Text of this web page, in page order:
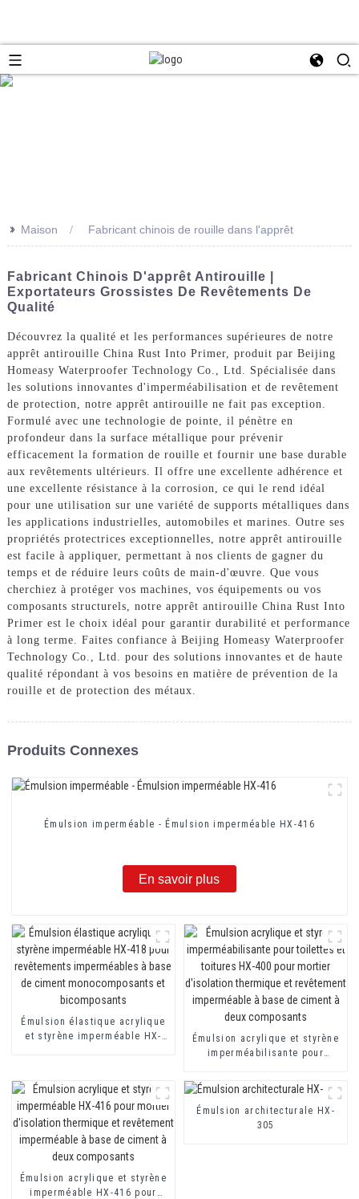
>> Maison Fabricant chinois de rouille dans l'apprêt
Fabricant Chinois D'apprêt Antirouille |
Exportateurs Grossistes De Revêtements De
Qualité
Découvrez la qualité et les performances supérieures de notre
apprêt antirouille China Rust Into Primer, produit par Beijing
Homeasy Waterproofer Technology Co., Ltd. Spécialisée dans
les solutions innovantes d'imperméabilisation et de revêtement
de protection, notre apprêt antirouille ne fait pas exception.
Formulé avec une technologie de pointe, il pénètre en
profondeur dans la surface métallique pour prévenir
efficacement la formation de rouille et fournir une base durable
aux revêtements ultérieurs. Il offre une excellente adhérence et
une excellente résistance à la corrosion, ce qui le rend idéal
pour une utilisation sur une variété de supports métalliques dans
les applications industrielles, automobiles et marines. Outre ses
propriétés protectrices exceptionnelles, notre apprêt antirouille
est facile à appliquer, permettant à nos clients de gagner du
temps et de réduire leurs coûts de main-d'œuvre. Que vous
cherchiez à protéger vos machines, vos équipements ou vos
composants structurels, notre apprêt antirouille China Rust Into
Primer est le choix idéal pour garantir durabilité et performance
à long terme. Faites confiance à Beijing Homeasy Waterproofer
Technology Co., Ltd. pour des solutions innovantes et de haute
qualité répondant à vos besoins en matière de prévention de la
rouille et de protection des métaux.
Produits Connexes
Émulsion imperméable - Émulsion imperméable HX-416
En savoir plus
Émulsion élastique acrylique
et styrène imperméable HX-
bicomposants
Émulsion acrylique et styrène
imperméabilisante pour
thermique et revêtement
imperméable à base de ciment
à deux composants
Émulsion acrylique et styrène
imperméable HX-416 pour
Émulsion architecturale HX-
305